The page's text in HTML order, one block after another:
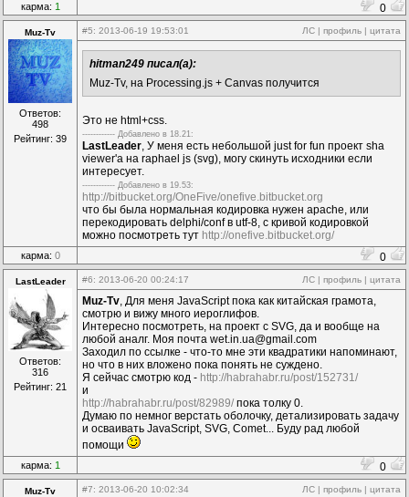
карма: 1 0
Muz-Tv
Ответов:
498
Рейтинг: 39
#5: 2013-06-19 19:53:01 ЛС | профиль | цитата
hitman249 писал(а):
Muz-Tv, на Processing.js + Canvas получится
Это не html+css.
------------ Дoбавленo в 18.21:
LastLeader, У меня есть небольшой just for fun проект sha
viewer'a на raphael js (svg), могу скинуть исходники если
интересует.
------------ Дoбавленo в 19.53:
http://bitbucket.org/OneFive/onefive.bitbucket.org
что бы была нормальная кодировка нужен apache, или
перекодировать delphi/conf в utf-8, с кривой кодировкой
можно посмотреть тут http://onefive.bitbucket.org/
карма: 0 0
LastLeader
Ответов:
316
Рейтинг: 21
#6: 2013-06-20 00:24:17 ЛС | профиль | цитата
Muz-Tv, Для меня JavaScript пока как китайская грамота,
смотрю и вижу много иероглифов.
Интересно посмотреть, на проект с SVG, да и вообще на
любой аналг. Моя почта wet.in.ua@gmail.com
Заходил по ссылке - что-то мне эти квадратики напоминают,
но что в них вложено пока понять не суждено.
Я сейчас смотрю код - http://habrahabr.ru/post/152731/
и
http://habrahabr.ru/post/82989/ пока толку 0.
Думаю по немног верстать оболочку, детализировать задачу
и осваивать JavaScript, SVG, Comet... Буду рад любой
помощи
карма: 1 0
Muz-Tv #7: 2013-06-20 10:02:34 ЛС | профиль | цитата